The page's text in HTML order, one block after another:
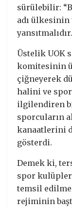
sürülebilir:
adı ülkesinin
Üstelik UOK
komitesinin
çiğneyerek
halini ve
ilgilendiren
sporcuların
kanaatlerini
gösterdi.
Demek ki,
spor
temsil
rejiminin